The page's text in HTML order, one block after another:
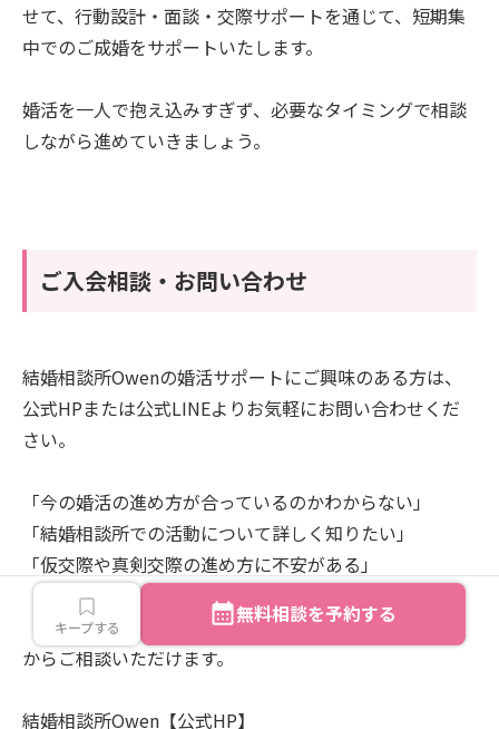
せて、行動設計・面談・交際サポートを通じて、短期集
中でのご成婚をサポートいたします。
婚活を一人で抱え込みすぎず、必要なタイミングで相談
しながら進めていきましょう。
ご入会相談・お問い合わせ
結婚相談所Owenの婚活サポートにご興味のある方は、
公式HPまたは公式LINEよりお気軽にお問い合わせくだ
さい。
「今の婚活の進め方が合っているのかわからない」
「結婚相談所での活動について詳しく知りたい」
「仮交際や真剣交際の進め方に不安がある」
このような方も、まずは現在のご状況を整理するところ
からご相談いただけます。
結婚相談所Owen【公式HP】
キープする 無料相談を予約する